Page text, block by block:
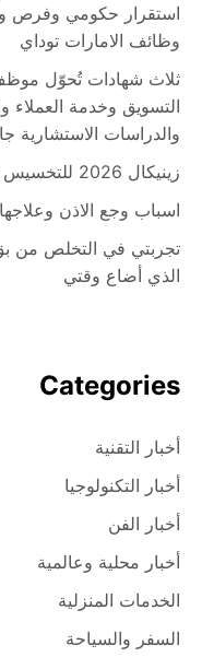
استقرار حكومي وفرص
وظائف الامارات توداي
ثلاث شهادات تُحوّل
التسويق وخدمة العملاء
والدراسات الاستشارية
زينيكال 2026 للتخسيس وحرق الدهون
اسباب وجع الاذن
تجربتي في التخلص من
الذي أضاع وقتي
Categories
أخبار التقنية
أخبار التكنولوجيا
أخبار الفن
أخبار محلية وعالمية
الخدمات المنزلية
السفر والسياحة